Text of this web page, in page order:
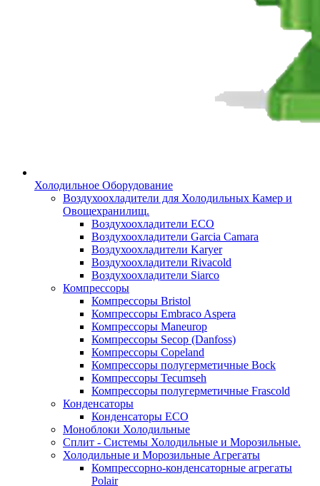
Холодильное Оборудование
Воздухоохладители для Холодильных Камер и
Овощехранилищ.
Воздухоохладители ECO
Воздухоохладители Garcia Camara
Воздухоохладители Karyer
Воздухоохладители Rivacold
Воздухоохладители Siarco
Компрессоры
Компрессоры Bristol
Компрессоры Embraco Aspera
Компрессоры Maneurop
Компрессоры Secop (Danfoss)
Компрессоры Copeland
Компрессоры полугерметичные Bock
Компрессоры Tecumseh
Компрессоры полугерметичные Frascold
Конденсаторы
Конденсаторы ECO
Моноблоки Холодильные
Сплит - Системы Холодильные и Морозильные.
Холодильные и Морозильные Агрегаты
Компрессорно-конденсаторные агрегаты
Polair